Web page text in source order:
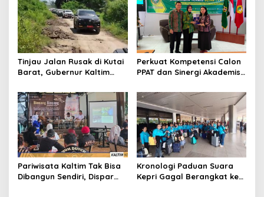
Tinjau Jalan Rusak di Kutai
Barat, Gubernur Kaltim
Kilometer
Perkuat Kompetensi Calon
PPAT dan Sinergi Akademis,
Bimtek Ujian PPAT 2026
Pariwisata Kaltim Tak Bisa
Dibangun Sendiri, Dispar
Kronologi Paduan Suara
Kepri Gagal Berangkat ke